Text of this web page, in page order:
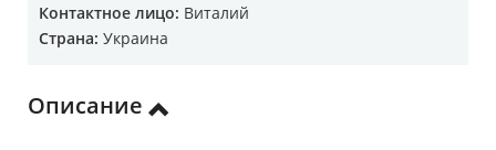
Контактное лицо: Виталий
Страна: Украина
Описание